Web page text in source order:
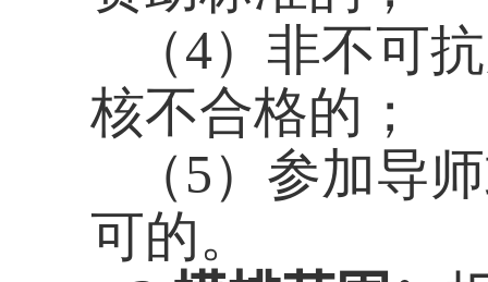
（4）非不可
核不合格的；
（5）参加导
可的。